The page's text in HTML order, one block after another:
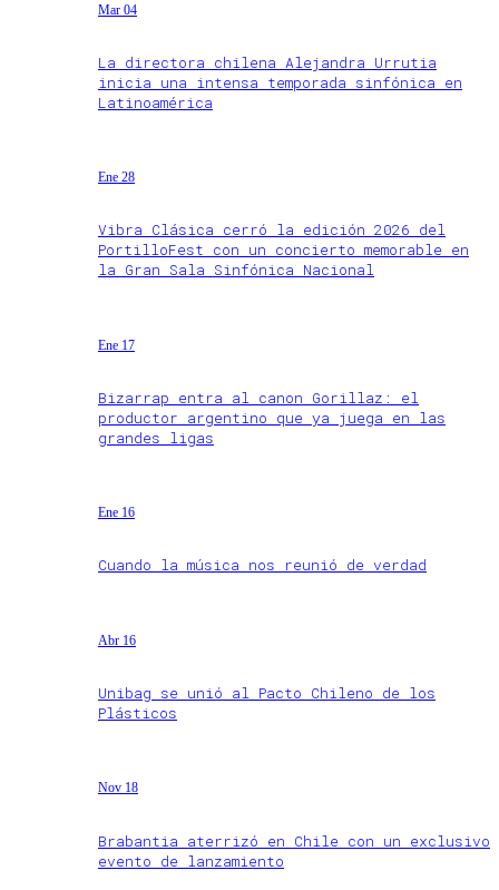
Mar 04
La directora chilena Alejandra Urrutia
inicia una intensa temporada sinfónica en
Latinoamérica
Ene 28
Vibra Clásica cerró la edición 2026 del
PortilloFest con un concierto memorable en
la Gran Sala Sinfónica Nacional
Ene 17
Bizarrap entra al canon Gorillaz: el
productor argentino que ya juega en las
grandes ligas
Ene 16
Cuando la música nos reunió de verdad
Abr 16
Unibag se unió al Pacto Chileno de los
Plásticos
Nov 18
Brabantia aterrizó en Chile con un exclusivo
evento de lanzamiento